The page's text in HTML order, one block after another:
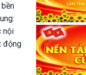
nội
động